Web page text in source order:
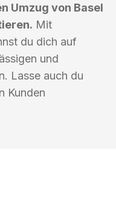
Umzug von Basel
Mit
du dich auf
und
Lasse auch du
Kunden